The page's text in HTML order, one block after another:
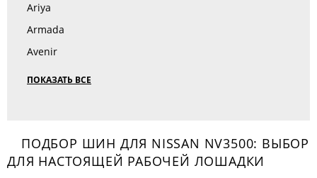
Ariya
Armada
Avenir
ПОКАЗАТЬ ВСЕ
ПОДБОР ШИН ДЛЯ NISSAN NV3500: ВЫБОР
ДЛЯ НАСТОЯЩЕЙ РАБОЧЕЙ ЛОШАДКИ